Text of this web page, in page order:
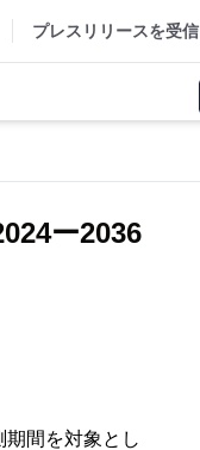
プレスリリースを受信
ー2036
間を対象とし